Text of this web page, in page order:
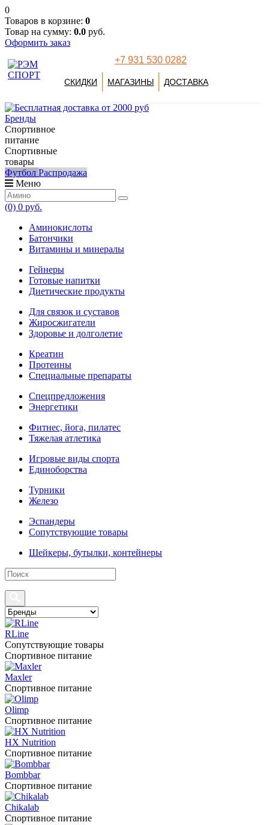
0
Товаров в корзине: 0
Товар на сумму: 0.0 руб.
Оформить заказ
+7 931 530 0282
СКИДКИ МАГАЗИНЫ ДОСТАВКА
Бренды
Спортивное
питание
Спортивные
товары
Футбол Распродажа
Меню
(0) 0 руб.
Аминокислоты
Батончики
Витамины и минералы
Гейнеры
Готовые напитки
Диетические продукты
Для связок и суставов
Жиросжигатели
Здоровье и долголетие
Креатин
Протеины
Специальные препараты
Спецпредложения
Энергетики
Фитнес, йога, пилатес
Тяжелая атлетика
Игровые виды спорта
Единоборства
Турники
Железо
Эспандеры
Сопутствующие товары
Шейкеры, бутылки, контейнеры
RLine
Сопутствующие товары
Спортивное питание
Maxler
Спортивное питание
Olimp
Спортивное питание
HX Nutrition
Спортивное питание
Bombbar
Спортивное питание
Chikalab
Спортивное питание